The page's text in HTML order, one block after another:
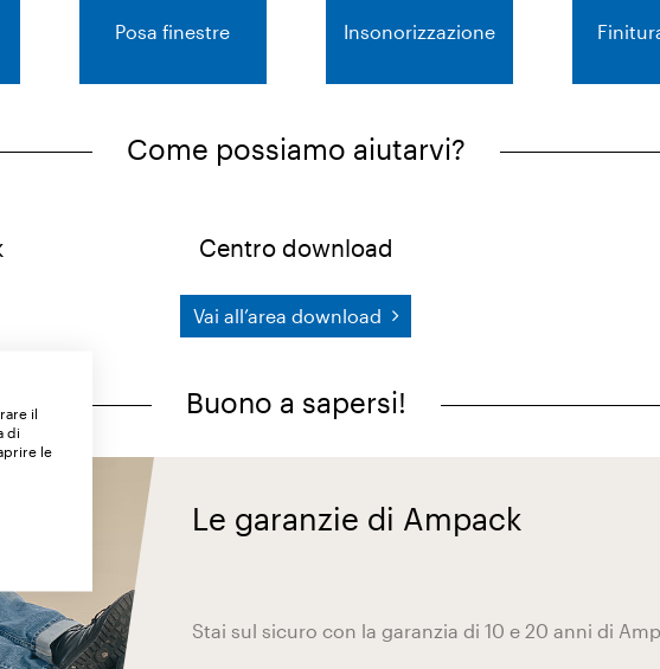
Posa finestre Insonorizzazione
Come possiamo aiutarvi?
Centro download
Vai all’area download
Buono a sapersi!
Le garanzie di Ampack
Stai sul sicuro con la garanzia di 10 e 20 anni di
il
di
le